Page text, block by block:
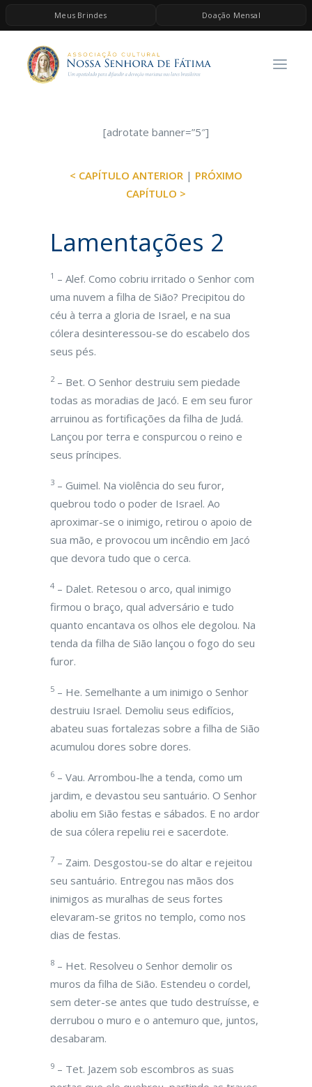
Meus Brindes Doação Mensal
HOME
A ASSOCIAÇÃO
ESPIRITUALIDADE
BRINDES
[adrotate banner=”5″]
< CAPÍTULO ANTERIOR | PRÓXIMO
CAPÍTULO >
Lamentações 2
1 – Alef. Como cobriu irritado o Senhor com
uma nuvem a filha de Sião? Precipitou do
céu à terra a gloria de Israel, e na sua
cólera desinteressou-se do escabelo dos
seus pés.
2– Bet. O Senhor destruiu sem piedade
todas as moradias de Jacó. E em seu furor
arruinou as fortificações da filha de Judá.
Lançou por terra e conspurcou o reino e
seus príncipes.
3 – Guimel. Na violência do seu furor,
quebrou todo o poder de Israel. Ao
aproximar-se o inimigo, retirou o apoio de
sua mão, e provocou um incêndio em Jacó
que devora tudo que o cerca.
4 – Dalet. Retesou o arco, qual inimigo
firmou o braço, qual adversário e tudo
quanto encantava os olhos ele degolou. Na
tenda da filha de Sião lançou o fogo do seu
furor.
5 – He. Semelhante a um inimigo o Senhor
destruiu Israel. Demoliu seus edifícios,
abateu suas fortalezas sobre a filha de Sião
acumulou dores sobre dores.
6 – Vau. Arrombou-lhe a tenda, como um
jardim, e devastou seu santuário. O Senhor
aboliu em Sião festas e sábados. E no ardor
de sua cólera repeliu rei e sacerdote.
7 – Zaim. Desgostou-se do altar e rejeitou
seu santuário. Entregou nas mãos dos
inimigos as muralhas de seus fortes
elevaram-se gritos no templo, como nos
dias de festas.
8 – Het. Resolveu o Senhor demolir os
muros da filha de Sião. Estendeu o cordel,
sem deter-se antes que tudo destruísse, e
derrubou o muro e o antemuro que, juntos,
desabaram.
9 – Tet. Jazem sob escombros as suas